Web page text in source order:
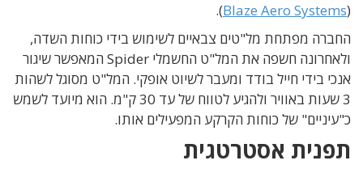
Blaze Aero Systems)
).
החברה מפתחת מל"טים צבאיים לשימוש בידי כוחות השדה,
ולאחרונה חשפה את המל"ט החשמלי Spider המאפשר שיגור
אנכי בידי חייל בודד ומעבר לשיוט אופקי. המל"ט מסוגל לשהות
3 שעות באוויר ולהגיע לטווח של עד 30 ק"מ. הוא מיועד לשמש
כ"עיניים" של כוחות הקרקע המפעילים אותו.
תפנית אסטרטגית